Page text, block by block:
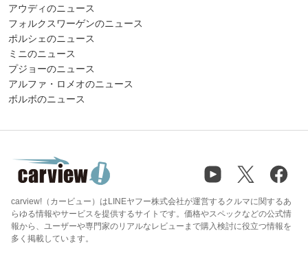
アウディのニュース
フォルクスワーゲンのニュース
ポルシェのニュース
ミニのニュース
プジョーのニュース
アルファ・ロメオのニュース
ボルボのニュース
carview!（カービュー）はLINEヤフー株式会社が運営するクルマに関するあ
らゆる情報やサービスを提供するサイトです。価格やスペックなどの公式情
報から、ユーザーや専門家のリアルなレビューまで購入検討に役立つ情報を
多く掲載しています。